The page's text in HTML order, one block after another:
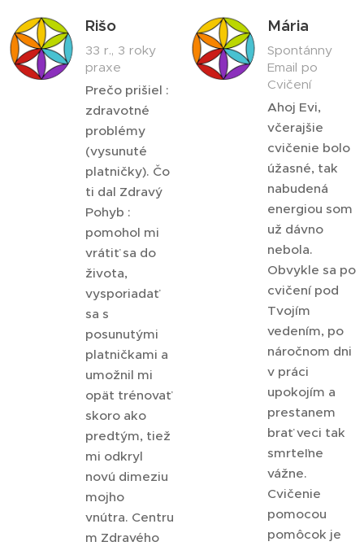
Rišo
33 r., 3 roky
praxe
Prečo prišiel :
zdravotné
problémy
(vysunuté
platničky). Čo
ti dal Zdravý
Pohyb :
pomohol mi
vrátiť sa do
života,
vysporiadať
sa s
posunutými
platničkami a
umožnil mi
opät trénovať
skoro ako
predtým, tiež
mi odkryl
novú dimeziu
mojho
vnútra. Centru
m Zdravého
Mária
Spontánny
Email po
Cvičení
Ahoj Evi,
včerajšie
cvičenie bolo
úžasné, tak
nabudená
energiou som
už dávno
nebola.
Obvykle sa po
cvičení pod
Tvojím
vedením, po
náročnom dni
v práci
upokojím a
prestanem
brať veci tak
smrteľne
vážne.
Cvičenie
pomocou
pomôcok je